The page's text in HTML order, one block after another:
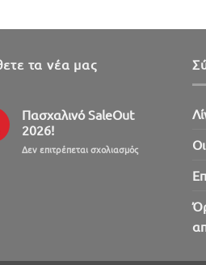
τα νέα μας
Πασχαλινό SaleOut
2026!
Δεν επιτρέπεται σχολιασμόςστο